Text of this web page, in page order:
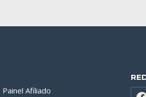
Painel Afiliado